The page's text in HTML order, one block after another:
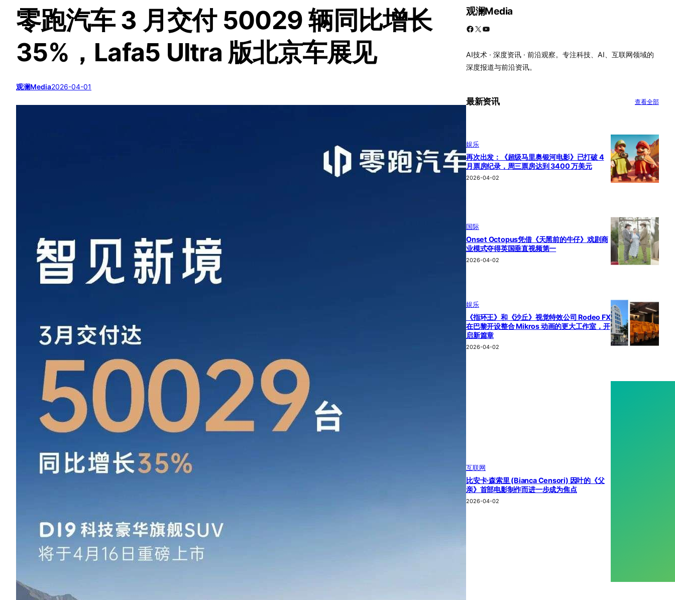
零跑汽车 3 月交付 50029 辆同比增长
35%，Lafa5 Ultra 版北京车展见
观澜Media2026-04-01
观澜Media
Facebook X YouTube
AI技术 · 深度资讯 · 前沿观察。专注科技、AI、互联网领域的
深度报道与前沿资讯。
最新资讯 查看全部
娱乐
再次出发：《超级马里奥银河电影》已打破 4
月票房纪录，周三票房达到 3400 万美元
2026-04-02
国际
Onset Octopus凭借《天黑前的牛仔》戏剧商
业模式夺得英国垂直视频第一
2026-04-02
娱乐
《指环王》和《沙丘》视觉特效公司 Rodeo FX
在巴黎开设整合 Mikros 动画的更大工作室，开
启新篇章
2026-04-02
互联网
比安卡·森索里 (Bianca Censori) 因叶的《父
亲》首部电影制作而进一步成为焦点
2026-04-02